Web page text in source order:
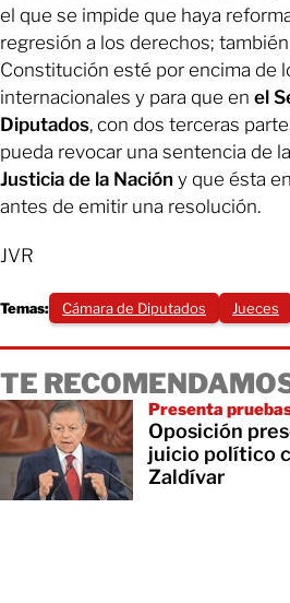
el que se impide que haya
regresión a los derechos;
Constitución esté por encima de
internacionales y para que en el
Diputados, con dos terceras
pueda revocar una sentencia de la
Justicia de la Nación y que ésta
antes de emitir una resolución.
JVR
Temas: Cámara de Diputados Jueces
TE
Presenta
Oposición
juicio político
Zaldívar